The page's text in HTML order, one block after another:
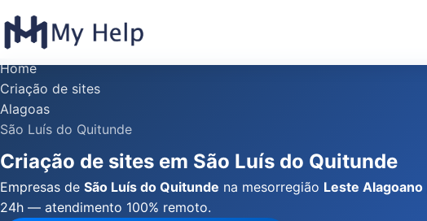
Home
Criação de sites
Alagoas
São Luís do Quitunde
Criação de sites em São Luís do Quitunde
Empresas de São Luís do Quitunde na mesorregião Leste Alagoano
24h — atendimento 100% remoto.